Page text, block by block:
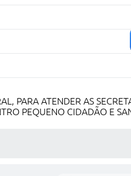
PARA ATENDER AS
PEQUENO CIDADÃO E